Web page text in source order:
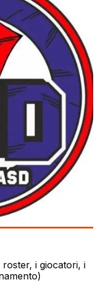
i giocatori, i